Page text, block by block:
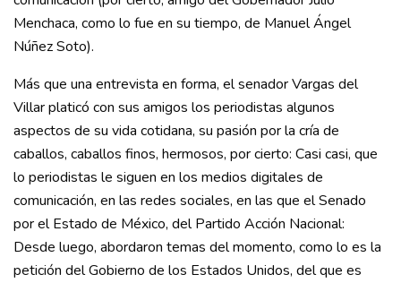
Menchaca, como lo fue en su tiempo, de Manuel Ángel
Núñez Soto).
Más que una entrevista en forma, el senador Vargas del
Villar platicó con sus amigos los periodistas algunos
aspectos de su vida cotidana, su pasión por la cría de
caballos, caballos finos, hermosos, por cierto: Casi casi, que
lo periodistas le siguen en los medios digitales de
comunicación, en las redes sociales, en las que el Senado
por el Estado de México, del Partido Acción Nacional:
Desde luego, abordaron temas del momento, como lo es la
petición del Gobierno de los Estados Unidos, del que es